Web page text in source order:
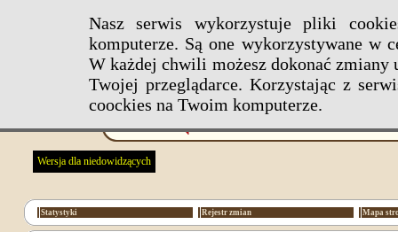
Nasz serwis wykorzystuje pliki
komputerze. Są one wykorzystywane w
W każdej chwili możesz dokonać
Twojej przeglądarce. Korzystając z
coockies na Twoim komputerze.
Wersja dla niedowidzących
Statystyki Rejestr zmian Mapa